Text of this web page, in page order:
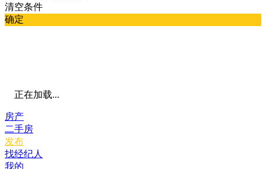
清空条件
确定
正在加载...
房产
二手房
发布
找经纪人
我的